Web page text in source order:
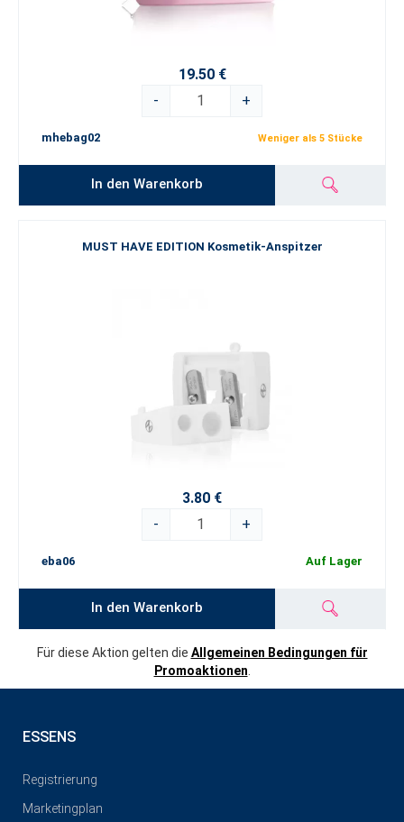
19.50 €
-
+
mhebag02 Weniger als 5 Stücke
In den Warenkorb
MUST HAVE EDITION Kosmetik-Anspitzer
3.80 €
-
+
eba06 Auf Lager
In den Warenkorb
Für diese Aktion gelten die Allgemeinen Bedingungen für
Promoaktionen.
ESSENS
Registrierung
Marketingplan